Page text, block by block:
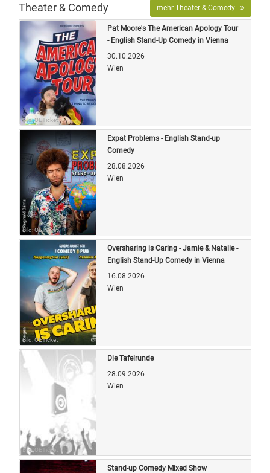
Theater & Comedy mehr Theater & Comedy
Bild: OETicket
Pat Moore's The American Apology Tour
- English Stand-Up Comedy in Vienna
30.10.2026
Wien
Bild: OETicket
Expat Problems - English Stand-up
Comedy
28.08.2026
Wien
Bild: OETicket
Oversharing is Caring - Jamie & Natalie -
English Stand-Up Comedy in Vienna
16.08.2026
Wien
Bild: OETicket
Die Tafelrunde
28.09.2026
Wien
Stand-up Comedy Mixed Show